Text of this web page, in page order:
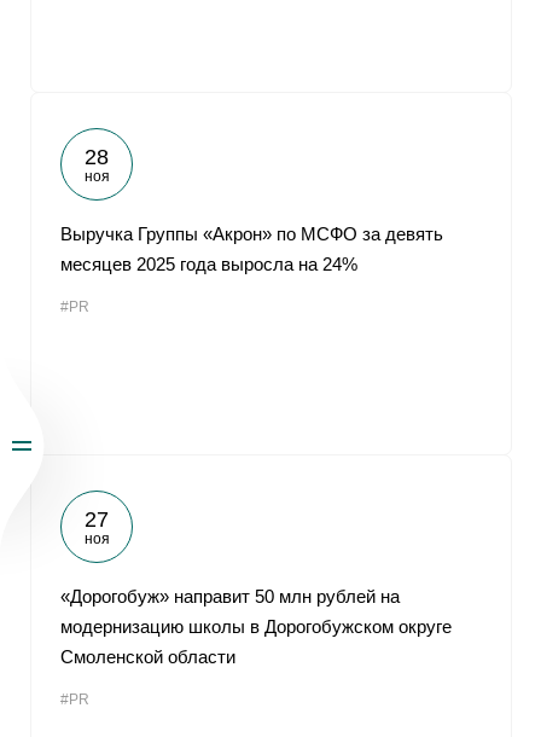
28
ноя
Выручка Группы «Акрон» по МСФО за девять
месяцев 2025 года выросла на 24%
#PR
27
ноя
«Дорогобуж» направит 50 млн рублей на
модернизацию школы в Дорогобужском округе
Смоленской области
#PR